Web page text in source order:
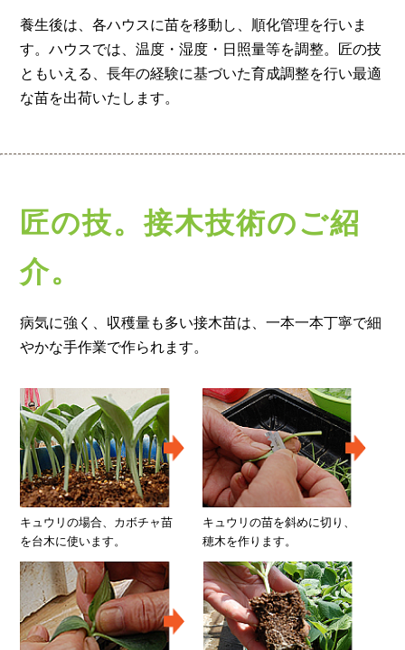
養生後は、各ハウスに苗を移動し、順化管理を行いま
す。ハウスでは、温度・湿度・日照量等を調整。匠の技
ともいえる、長年の経験に基づいた育成調整を行い最適
な苗を出荷いたします。
匠の技。接木技術のご紹
介。
病気に強く、収穫量も多い接木苗は、一本一本丁寧で細
やかな手作業で作られます。
キュウリの場合、カボチャ苗
を台木に使います。
キュウリの苗を斜めに切り、
穂木を作ります。